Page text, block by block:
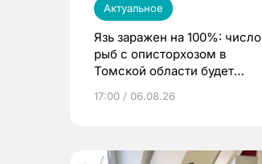
Актуальное
Язь заражен на 100%: число
рыб с описторхозом в
Томской области будет
17:00 / 06.08.26